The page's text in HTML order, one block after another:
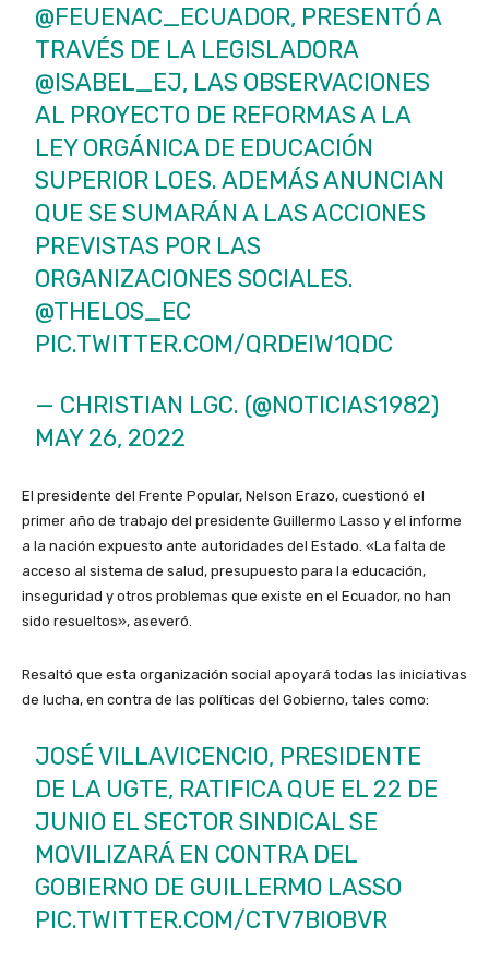
@FEUENAC_ECUADOR, PRESENTÓ A
TRAVÉS DE LA LEGISLADORA
@ISABEL_EJ, LAS OBSERVACIONES
AL PROYECTO DE REFORMAS A LA
LEY ORGÁNICA DE EDUCACIÓN
SUPERIOR LOES. ADEMÁS ANUNCIAN
QUE SE SUMARÁN A LAS ACCIONES
PREVISTAS POR LAS
ORGANIZACIONES SOCIALES.
@THELOS_EC
PIC.TWITTER.COM/QRDEIW1QDC
— CHRISTIAN LGC. (@NOTICIAS1982)
MAY 26, 2022
El presidente del Frente Popular, Nelson Erazo, cuestionó el
primer año de trabajo del presidente Guillermo Lasso y el informe
a la nación expuesto ante autoridades del Estado. «La falta de
acceso al sistema de salud, presupuesto para la educación,
inseguridad y otros problemas que existe en el Ecuador, no han
sido resueltos», aseveró.
Resaltó que esta organización social apoyará todas las iniciativas
de lucha, en contra de las políticas del Gobierno, tales como:
JOSÉ VILLAVICENCIO, PRESIDENTE
DE LA UGTE, RATIFICA QUE EL 22 DE
JUNIO EL SECTOR SINDICAL SE
MOVILIZARÁ EN CONTRA DEL
GOBIERNO DE GUILLERMO LASSO
PIC.TWITTER.COM/CTV7BIOBVR